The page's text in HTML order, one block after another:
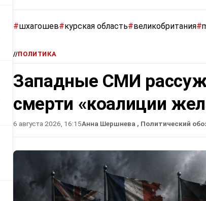
#шхагошев#курская область#великобритания#
//ПОЛИТИКА
Западные СМИ
смерти «коалиции
6 августа 2026, 16:15Анна Шершнева , Политический